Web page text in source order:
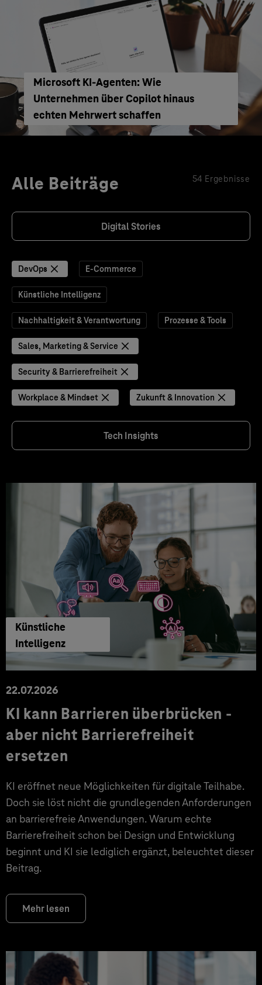
Microsoft KI-Agenten: Wie
Unternehmen über Copilot hinaus
echten Mehrwert schaffen
Alle Beiträge 54 Ergebnisse
Digital Stories
DevOps E-Commerce
Künstliche Intelligenz
Nachhaltigkeit & Verantwortung Prozesse & Tools
Sales, Marketing & Service
Security & Barrierefreiheit
Workplace & Mindset Zukunft & Innovation
Tech Insights
Künstliche
Intelligenz
22.07.2026
KI kann Barrieren überbrücken -
aber nicht Barrierefreiheit
ersetzen
KI eröffnet neue Möglichkeiten für digitale Teilhabe.
Doch sie löst nicht die grundlegenden Anforderungen
an barrierefreie Anwendungen. Warum echte
Barrierefreiheit schon bei Design und Entwicklung
beginnt und KI sie lediglich ergänzt, beleuchtet dieser
Beitrag.
Mehr lesen